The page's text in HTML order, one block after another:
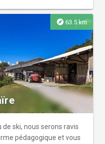
explore 63.5 km
ski, nous serons ravis
pédagogique et vous